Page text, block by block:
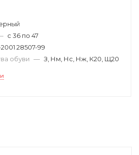
с 36 по 47
2001 28507-99
обуви — З, Нм, Нс, Нж, К20, Щ20